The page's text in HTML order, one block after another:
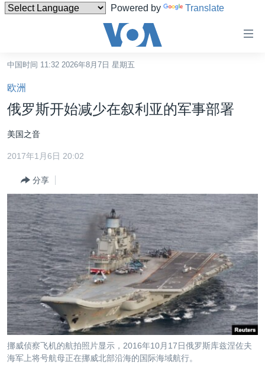
Powered by Translate
碍
链
接
转
内
到
导
航
跳
转
到
检
索
中国
台湾
港澳
国际
最新国际新闻
印太
中东
欧洲
非洲
美洲
全球议题
分类新闻
经济·金融·贸易
人权·法律·宗教
科教·文娱·体健
军事
劳工
环境
美中关系
热点专题
白宫要闻
国会报道
美中关系
美国建国250周年
埃博拉疫情
VOA视频
VOA今日焦点
中文广播
关注我们
中国时间 11:32 2026年8月7日 星期五
欧洲
俄罗斯开始减少在叙利亚的军事部署
美国之音
2017年1月6日 20:02
分享
挪威侦察飞机的航拍照片显示，2016年10月17日俄罗斯库兹涅佐夫
海军上将号航母正在挪威北部沿海的国际海域航行。